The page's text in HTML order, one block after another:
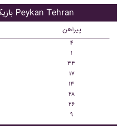
بازیکن تعویضی Peykan Tehran
پیراهن
۴
۱
۳۳
۱۷
۱۳
۲۸
۲۶
۹